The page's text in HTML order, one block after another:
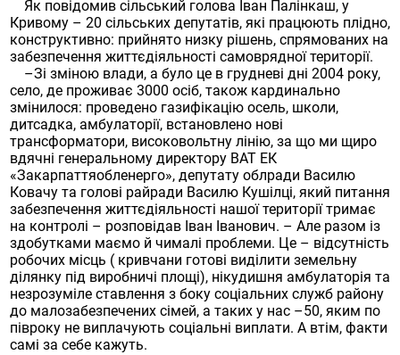
Як повідомив сільський голова Іван Палінкаш, у
Кривому – 20 сільських депутатів, які працюють плідно,
конструктивно: прийнято низку рішень, спрямованих на
забезпечення життєдіяльності самоврядної території.
–Зі зміною влади, а було це в грудневі дні 2004 року,
село, де проживає 3000 осіб, також кардинально
змінилося: проведено газифікацію осель, школи,
дитсадка, амбулаторії, встановлено нові
трансформатори, високовольтну лінію, за що ми щиро
вдячні генеральному директору ВАТ ЕК
«Закарпаттяобленерго», депутату облради Василю
Ковачу та голові райради Василю Кушілці, який питання
забезпечення життєдіяльності нашої території тримає
на контролі – розповідав Іван Іванович. – Але разом із
здобутками маємо й чималі проблеми. Це – відсутність
робочих місць ( кривчани готові виділити земельну
ділянку під виробничі площі), нікудишня амбулаторія та
незрозуміле ставлення з боку соціальних служб району
до малозабезпечених сімей, а таких у нас –50, яким по
півроку не виплачують соціальні виплати. А втім, факти
самі за себе кажуть.